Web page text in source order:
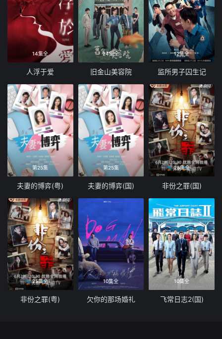
14集全
人浮于爱
24集全
旧金山美容院
12集全
监所男子囚生记
第25集
夫妻的博弈(粤)
第25集
夫妻的博弈(国)
25集全
非份之罪(国)
25集全
非份之罪(粤)
10集全
欠你的那场婚礼
10集全
飞常日志2(国)